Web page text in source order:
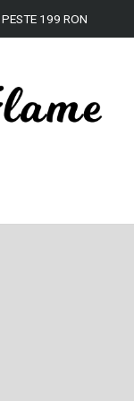
PESTE 199 RON